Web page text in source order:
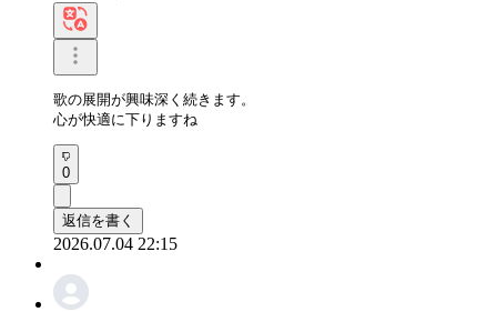
歌の展開が興味深く続きます。
心が快適に下りますね
0
返信を書く
2026.07.04 22:15